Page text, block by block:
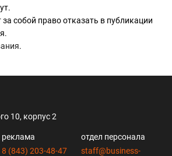
собой право отказать в публикации
.
10, корпус 2
реклама
8 (843) 203-48-47
отдел персонала
staff@business-